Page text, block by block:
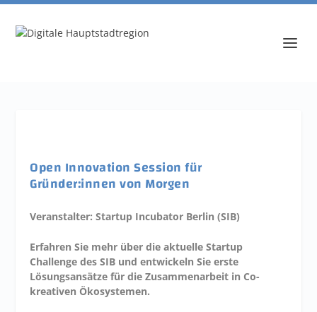
Open Innovation Session für
Gründer:innen von Morgen
Veranstalter: Startup Incubator Berlin (SIB)
Erfahren Sie mehr über die aktuelle Startup
Challenge des SIB und entwickeln Sie erste
Lösungsansätze für die Zusammenarbeit in Co-
kreativen Ökosystemen.